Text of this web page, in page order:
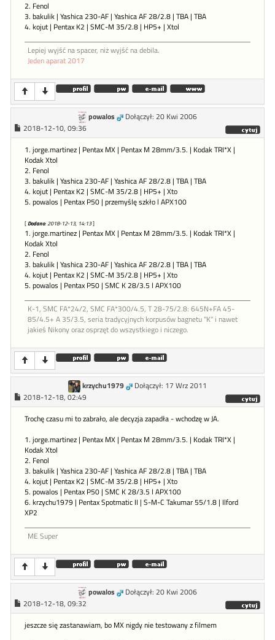
2. Fenol
3. bakulik | Yashica 230-AF | Yashica AF 28/2.8 | TBA | TBA
4. kojut | Pentax K2 | SMC-M 35/2.8 | HP5+ | Xtol
Lepiej wyjść na spacer, niż wyjść na debila.
Jeden aparat 2017
powalos
Dołączył: 20 Kwi 2006
2018-12-10, 09:36
1. jorge.martinez | Pentax MX | Pentax M 28mm/3.5. | Kodak TRI*X |
Kodak Xtol
2. Fenol
3. bakulik | Yashica 230-AF | Yashica AF 28/2.8 | TBA | TBA
4. kojut | Pentax K2 | SMC-M 35/2.8 | HP5+ | Xto
5. powalos | Pentax P50 | przemyślę szkło l APX100
[Dodano: 2018-12-13, 14:13]
1. jorge.martinez | Pentax MX | Pentax M 28mm/3.5. | Kodak TRI*X |
Kodak Xtol
2. Fenol
3. bakulik | Yashica 230-AF | Yashica AF 28/2.8 | TBA | TBA
4. kojut | Pentax K2 | SMC-M 35/2.8 | HP5+ | Xto
5. powalos | Pentax P50 | SMC K 28/3.5 l APX100
K-1, SMC FA*24/2, SMC FA*300/4.5, T 28-75/2.8: 645N+FA 45-
85/4.5+ A 35/3.5, seria tradycyjnych korpusów bagnetu "K" i nawet
jakieś Nikony oraz osprzęt do wszystkiego i niczego.
krzychu1979
Dołączył: 17 Wrz 2011
2018-12-18, 02:49
Trochę czasu mi to zabrało, ale decyzja zapadła - wchodzę w JA.
1. jorge.martinez | Pentax MX | Pentax M 28mm/3.5. | Kodak TRI*X |
Kodak Xtol
2. Fenol
3. bakulik | Yashica 230-AF | Yashica AF 28/2.8 | TBA | TBA
4. kojut | Pentax K2 | SMC-M 35/2.8 | HP5+ | Xto
5. powalos | Pentax P50 | SMC K 28/3.5 l APX100
6. krzychu1979 | Pentax Spotmatic II | S-M-C Takumar 55/1.8 | Ilford
XP2
ME Super
powalos
Dołączył: 20 Kwi 2006
2018-12-18, 09:32
jeszcze się zastanawiam, bo MX nigdy nie testowany z filmem